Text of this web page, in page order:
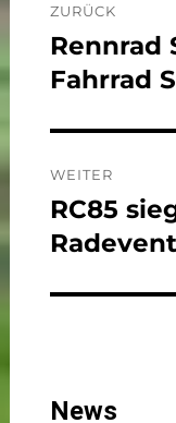
ZURÜCK
Vorheriger
Beitrag:
Rennrad
Fahrrad
WEITER
Nächster
Beitrag:
RC85
News